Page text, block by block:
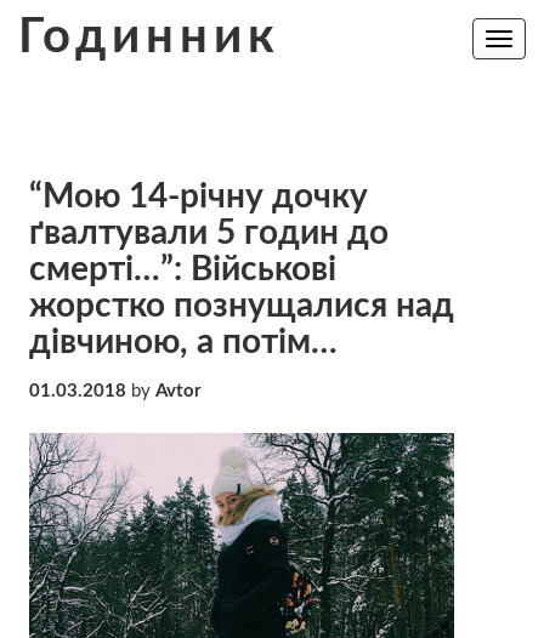
Годинник
Toggle
“Мою 14-річну дочку
ґвалтували 5 годин до
смерті…”: Військові
жорстко познущалися над
дівчиною, а потім…
01.03.2018 by Avtor